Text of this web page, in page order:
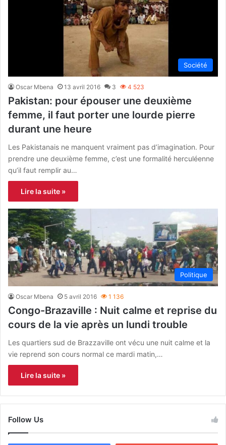
Société
Oscar Mbena 13 avril 2016 3 4 523
Pakistan: pour épouser une deuxième
femme, il faut porter une lourde pierre
durant une heure
Les Pakistanais ne manquent vraiment pas d’imagination. Pour
prendre une deuxième femme, c’est une formalité herculéenne
qu’il faut remplir au…
Lire la suite »
Politique
Oscar Mbena 5 avril 2016 1 136
Congo-Brazaville : Nuit calme et reprise du
cours de la vie après un lundi trouble
Les quartiers sud de Brazzaville ont vécu une nuit calme et la
vie reprend son cours normal ce mardi matin,…
Lire la suite »
Follow Us